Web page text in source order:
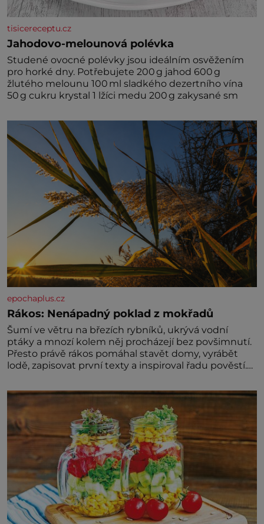
tisicereceptu.cz
Jahodovo-melounová polévka
Studené ovocné polévky jsou ideálním osvěžením
pro horké dny. Potřebujete 200 g jahod 600 g
žlutého melounu 100 ml sladkého dezertního vína
50 g cukru krystal 1 lžíci medu 200 g zakysané sm
epochaplus.cz
Rákos: Nenápadný poklad z mokřadů
Šumí ve větru na březích rybníků, ukrývá vodní
ptáky a mnozí kolem něj procházejí bez povšimnutí.
Přesto právě rákos pomáhal stavět domy, vyrábět
lodě, zapisovat první texty a inspiroval řadu pověstí.
už tisíce let. Většina lidí vnímá rákos jen jako
obyčejnou kulisu letního koupání. Stačí se však
podívat